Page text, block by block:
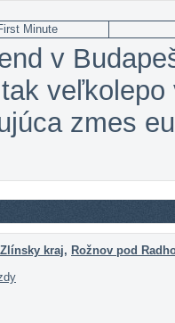
Minute
v
zmes
Zlínsky kraj, Rožnov pod